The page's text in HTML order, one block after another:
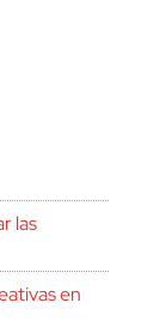
las
en